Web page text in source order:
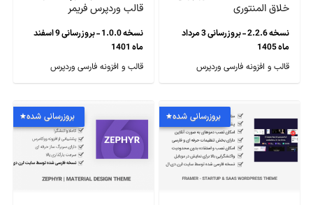
خلاق المنتوری
نسخه 2.2.6 - بروزرسانی 3 مرداد
ماه 1405
قالب و افزونه فارسی وردپرس
قالب وردپرس فریمر
نسخه 1.0.0 - بروزرسانی 9 اسفند
ماه 1401
قالب و افزونه فارسی وردپرس
بروزرسانی شده بروزرسانی شده